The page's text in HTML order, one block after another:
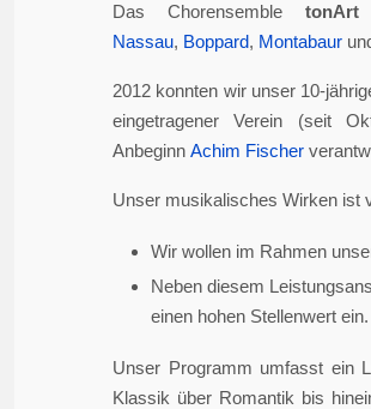
Das ChorensembletonArt
Nassau, Boppard, Montabaur
2012 konnten wir unser 10-
eingetragener Verein (seit
Anbeginn Achim Fischer
Unser musikalisches Wirken ist
Wir wollen im Rahmen
Neben diesem
einen hohen Stellenwert
Unser Programm umfasst ein
Klassik über Romantik bis